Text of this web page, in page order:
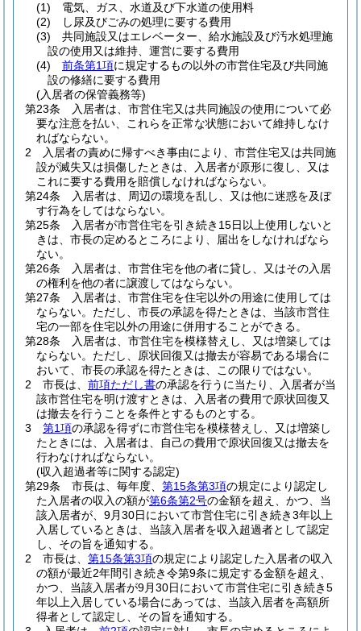
(1)
電気、ガス、水道及び下水道の使用料
(2)
し尿及びごみの処理に要する費用
(3)
共同施設又はエレベーター、給水施設及び汚水処理施
設の使用又は維持、運営に要する費用
(4)
前条第1項に規定するもの以外の市営住宅及び共同施
設の修繕に要する費用
(入居者の保管義務等)
第23条
入居者は、市営住宅又は共同施設の使用について必
要な注意を払い、これらを正常な状態において維持しなけ
ればならない。
2
入居者の責めに帰すべき事由により、市営住宅又は共同施
設が滅失又は損傷したときは、入居者が原形に復し、又は
これに要する費用を賠償しなければならない。
第24条
入居者は、周辺の環境を乱し、又は他に迷惑を及ぼ
す行為をしてはならない。
第25条
入居者が市営住宅を引き続き15日以上使用しないと
きは、市長の定めるところにより、届出をしなければなら
ない。
第26条
入居者は、市営住宅を他の者に貸し、又はその入居
の権利を他の者に譲渡してはならない。
第27条
入居者は、市営住宅を住宅以外の用途に使用しては
ならない。 ただし、市長の承認を得たときは、当該市営住
宅の一部を住宅以外の用途に併用することができる。
第28条
入居者は、市営住宅を模様替えし、又は増築しては
ならない。 ただし、原状回復又は撤去が容易である場合に
おいて、市長の承認を得たときは、この限りではない。
2
市長は、 前項ただし書の承認を行うに当たり、入居者が当
該市営住宅を明け渡すときは、入居者の費用で原状回復又
は撤去を行うことを条件とするものとする。
3
第1項の承認を得ずに市営住宅を模様替えし、又は増築し
たときには、入居者は、自己の費用で原状回復又は撤去を
行わなければならない。
(収入超過者等に関する認定)
第29条
市長は、毎年度、 第15条第3項の規定により認定し
た入居者の収入の額が第6条第2号の金額を超え、かつ、当
該入居者が、9月30日において市営住宅に引き続き3年以上
入居しているときは、当該入居者を収入超過者として認定
し、その旨を通知する。
2
市長は、 第15条第3項の規定により認定した入居者の収入
の額が最近2年間引き続き令第9条に規定する金額を超え、
かつ、当該入居者が9月30日において市営住宅に引き続き5
年以上入居している場合にあっては、当該入居者を高額所
得者として認定し、その旨を通知する。